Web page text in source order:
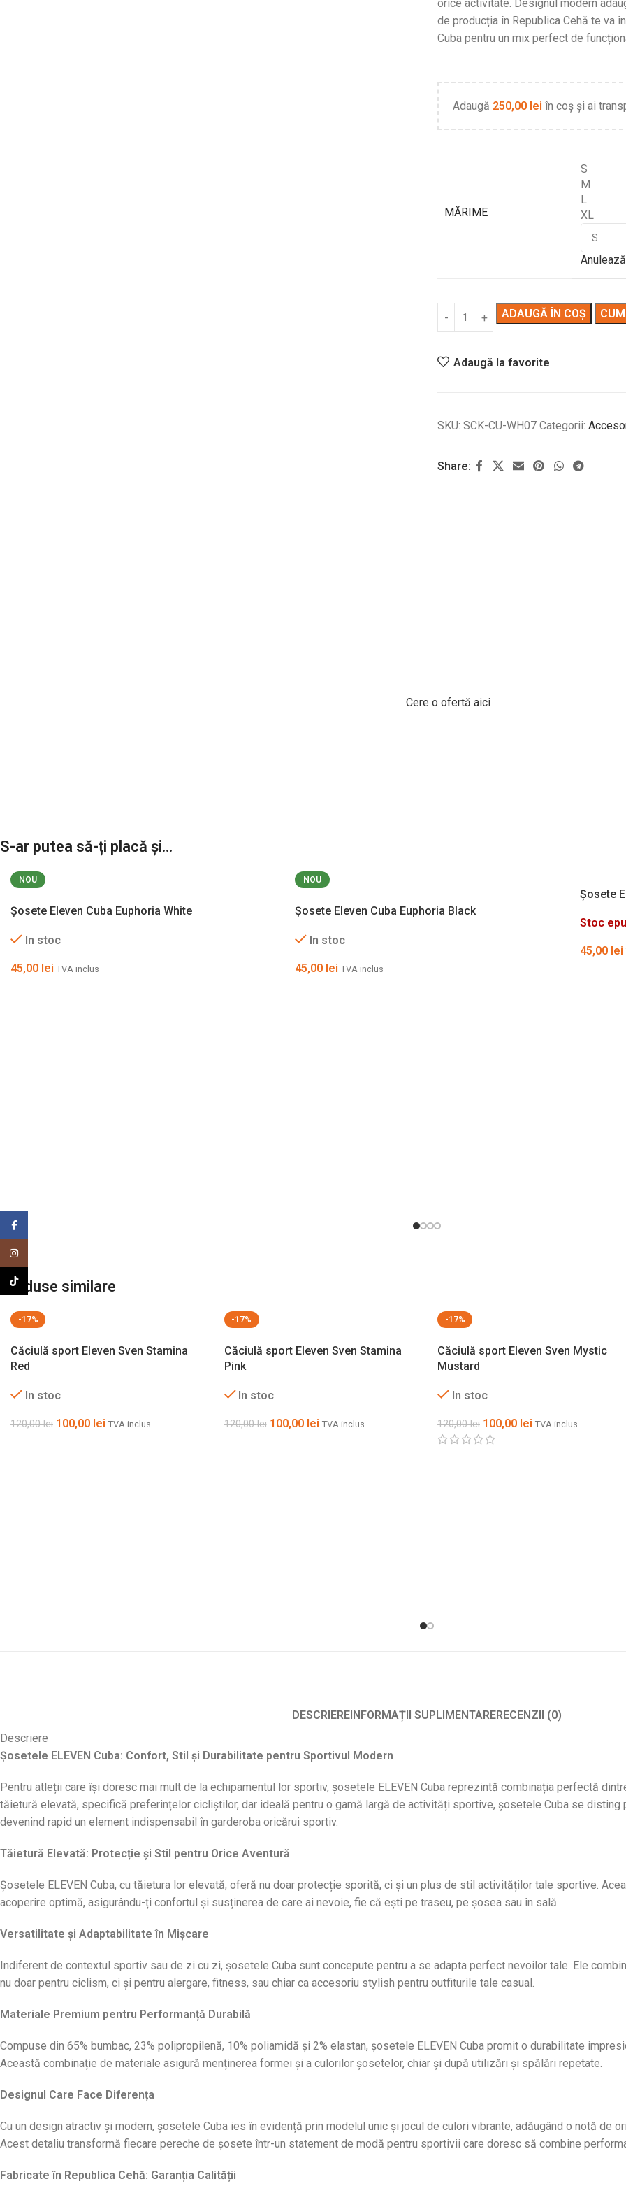
orice activitate. Designul modern
de producția în Republica Cehă te va
Cuba pentru un mix perfect de
Adaugă 250,00 lei în coș și ai
MĂRIME
S
M
L
XL
Anulează
ADAUGĂ ÎN COȘ
Adaugă la favorite
SKU: SCK-CU-WH07 Categorii:
Share:
Cere o ofertă aici
S-ar putea să-ți placă și…
NOU
Șosete Eleven Cuba Euphoria White
In stoc
45,00 lei TVA inclus
NOU
Șosete Eleven Cuba Euphoria Black
In stoc
45,00 lei TVA inclus
Șosete
Stoc
45,00 lei
Produse similare
-17%
Căciulă sport Eleven Sven Stamina
Red
In stoc
120,00lei 100,00 lei TVA inclus
-17%
Căciulă sport Eleven Sven Stamina
Pink
In stoc
120,00lei 100,00 lei TVA inclus
-17%
Căciulă sport Eleven Sven Mystic
Mustard
In stoc
120,00lei 100,00 lei TVA inclus
DESCRIEREINFORMAȚII SUPLIMENTARERECENZII (0)
Descriere
Șosetele ELEVEN Cuba: Confort, Stil și Durabilitate pentru Sportivul Modern
Pentru atleții care își doresc mai mult de la echipamentul lor sportiv, șosetele ELEVEN Cuba reprezintă combinația perfectă
tăietură elevată, specifică preferințelor cicliștilor, dar ideală pentru o gamă largă de activități sportive, șosetele Cuba se disting
devenind rapid un element indispensabil în garderoba oricărui sportiv.
Tăietură Elevată: Protecție și Stil pentru Orice Aventură
Șosetele ELEVEN Cuba, cu tăietura lor elevată, oferă nu doar protecție sporită, ci și un plus de stil activităților tale sportive.
acoperire optimă, asigurându-ți confortul și susținerea de care ai nevoie, fie că ești pe traseu, pe șosea sau în sală.
Versatilitate și Adaptabilitate în Mișcare
Indiferent de contextul sportiv sau de zi cu zi, șosetele Cuba sunt concepute pentru a se adapta perfect nevoilor tale. Ele
nu doar pentru ciclism, ci și pentru alergare, fitness, sau chiar ca accesoriu stylish pentru outfiturile tale casual.
Materiale Premium pentru Performanță Durabilă
Compuse din 65% bumbac, 23% polipropilenă, 10% poliamidă și 2% elastan, șosetele ELEVEN Cuba promit o durabilitate
Această combinație de materiale asigură menținerea formei și a culorilor șosetelor, chiar și după utilizări și spălări repetate.
Designul Care Face Diferența
Cu un design atractiv și modern, șosetele Cuba ies în evidență prin modelul unic și jocul de culori vibrante, adăugând o notă de
Acest detaliu transformă fiecare pereche de șosete într-un statement de modă pentru sportivii care doresc să combine
Fabricate în Republica Cehă: Garanția Calității
TikTok